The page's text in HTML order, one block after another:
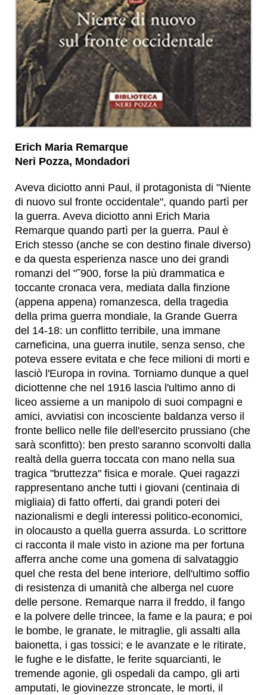
Erich Maria Remarque
Neri Pozza, Mondadori
Aveva diciotto anni Paul, il protagonista di "Niente
di nuovo sul fronte occidentale", quando partì per
la guerra. Aveva diciotto anni Erich Maria
Remarque quando partì per la guerra. Paul è
Erich stesso (anche se con destino finale diverso)
e da questa esperienza nasce uno dei grandi
romanzi del "˜900, forse la più drammatica e
toccante cronaca vera, mediata dalla finzione
(appena appena) romanzesca, della tragedia
della prima guerra mondiale, la Grande Guerra
del 14-18: un conflitto terribile, una immane
carneficina, una guerra inutile, senza senso, che
poteva essere evitata e che fece milioni di morti e
lasciò l'Europa in rovina. Torniamo dunque a quel
diciottenne che nel 1916 lascia l'ultimo anno di
liceo assieme a un manipolo di suoi compagni e
amici, avviatisi con incosciente baldanza verso il
fronte bellico nelle file dell'esercito prussiano (che
sarà sconfitto): ben presto saranno sconvolti dalla
realtà della guerra toccata con mano nella sua
tragica "bruttezza" fisica e morale. Quei ragazzi
rappresentano anche tutti i giovani (centinaia di
migliaia) di fatto offerti, dai grandi poteri dei
nazionalismi e degli interessi politico-economici,
in olocausto a quella guerra assurda. Lo scrittore
ci racconta il male visto in azione ma per fortuna
afferra anche come una gomena di salvataggio
quel che resta del bene interiore, dell'ultimo soffio
di resistenza di umanità che alberga nel cuore
delle persone. Remarque narra il freddo, il fango
e la polvere delle trincee, la fame e la paura; e poi
le bombe, le granate, le mitraglie, gli assalti alla
baionetta, i gas tossici; e le avanzate e le ritirate,
le fughe e le disfatte, le ferite squarcianti, le
tremende agonie, gli ospedali da campo, gli arti
amputati, le giovinezze stroncate, le morti, il